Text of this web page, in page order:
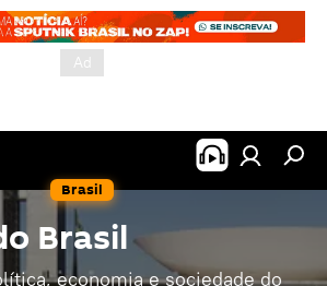
Brasil
Brasil
economia e sociedade do